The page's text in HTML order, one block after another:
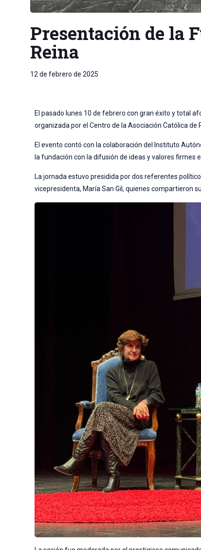
Presentación de la
Reina
12 de febrero de 2025
El pasado lunes 10 de febrero con gran éxito y total
organizada por el Centro de la Asociación Católica de
El evento contó con la colaboración del Instituto
la fundación con la difusión de ideas y valores firmes
La jornada estuvo presidida por dos referentes
vicepresidenta, María San Gil, quienes compartieron